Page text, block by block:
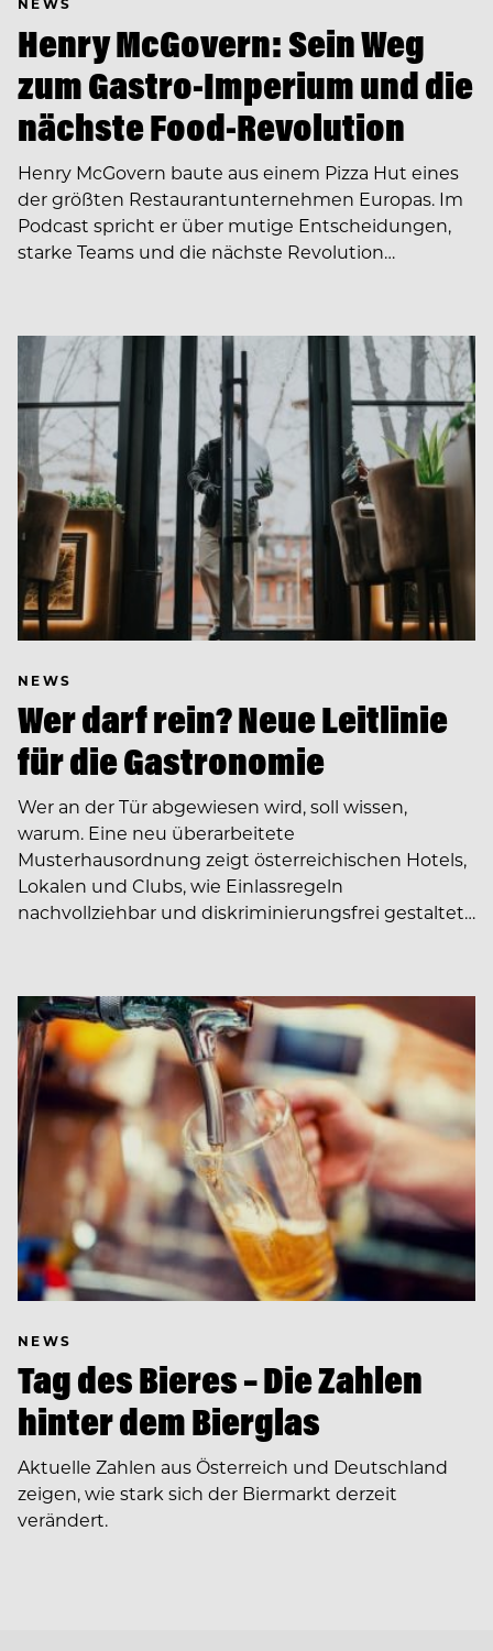
NEWS
Henry McGovern: Sein Weg
zum Gastro-Imperium und die
nächste Food-Revolution
Henry McGovern baute aus einem Pizza Hut eines
der größten Restaurantunternehmen Europas. Im
Podcast spricht er über mutige Entscheidungen,
starke Teams und die nächste Revolution…
NEWS
Wer darf rein? Neue Leitlinie
für die Gastronomie
Wer an der Tür abgewiesen wird, soll wissen,
warum. Eine neu überarbeitete
Musterhausordnung zeigt österreichischen Hotels,
Lokalen und Clubs, wie Einlassregeln
nachvollziehbar und diskriminierungsfrei gestaltet…
NEWS
Tag des Bieres – Die Zahlen
hinter dem Bierglas
Aktuelle Zahlen aus Österreich und Deutschland
zeigen, wie stark sich der Biermarkt derzeit
verändert.